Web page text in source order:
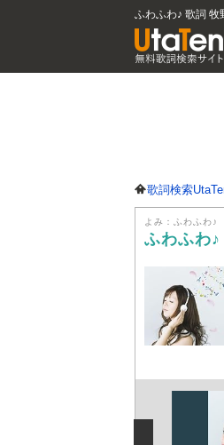
ふわふわ♪ 歌詞 牧
歌詞検索
よみ：ふわふわ♪
ふわふわ♪